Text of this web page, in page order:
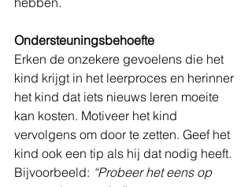
Ondersteuningsbehoefte
Erken de onzekere gevoelens die het
kind krijgt in het leerproces en herinner
het kind dat iets nieuws leren moeite
kan kosten. Motiveer het kind
vervolgens om door te zetten. Geef het
kind ook een tip als hij dat nodig heeft.
Bijvoorbeeld: “Probeer het eens op